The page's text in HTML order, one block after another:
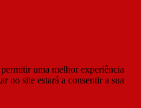
uma melhor experiência
no site estará a consentir a sua